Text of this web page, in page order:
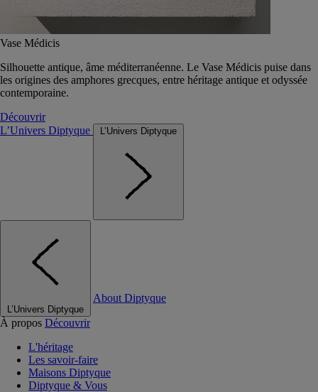
Vase Médicis
Silhouette antique, âme méditerranéenne. Le Vase Médicis puise dans
les origines des amphores grecques, entre héritage antique et odyssée
contemporaine.
Découvrir
L’Univers Diptyque
L’Univers Diptyque
L’Univers Diptyque
About Diptyque
À propos Découvrir
L'héritage
Les savoir-faire
Maisons Diptyque
Diptyque & Vous